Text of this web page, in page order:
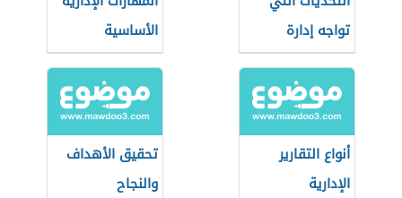
تواجه إدارة
الموارد البشرية
الأساسية
أنواع التقارير
الإدارية
تحقيق الأهداف
والنجاح